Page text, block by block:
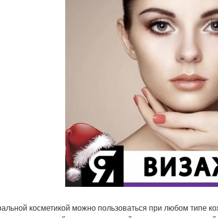
косметикой можно пользоваться при любом типе